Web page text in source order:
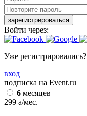
зарегистрироваться
Войти через:
Уже регистрировались?
вход
подписка на Event.ru
6 месяцев
299 a/мес.